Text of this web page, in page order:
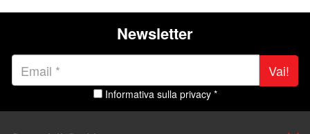
Newsletter
Vai!
Informativa sulla privacy *